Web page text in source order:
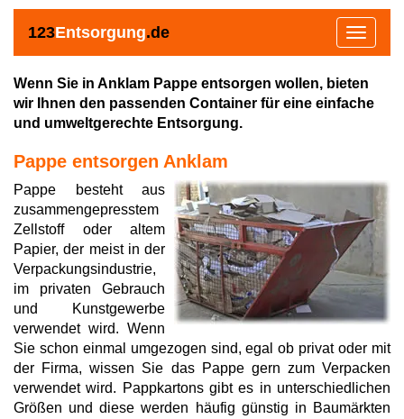
123Entsorgung.de
Toggle
Wenn Sie in Anklam Pappe entsorgen wollen, bieten
wir Ihnen den passenden Container für eine einfache
und umweltgerechte Entsorgung.
Pappe entsorgen Anklam
Pappe besteht aus
zusammengepresstem
Zellstoff oder altem
Papier, der meist in der
Verpackungsindustrie,
im privaten Gebrauch
und Kunstgewerbe
verwendet wird. Wenn
Sie schon einmal umgezogen sind, egal ob privat oder mit
der Firma, wissen Sie das Pappe gern zum Verpacken
verwendet wird. Pappkartons gibt es in unterschiedlichen
Größen und diese werden häufig günstig in Baumärkten